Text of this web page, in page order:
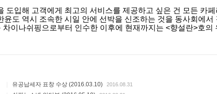
도입해 고객에게 최고의 서비스를 제공하고 싶은 건 모든 카
윤도 역시 조속한 시일 안에 선박을 신조하는 것을 동사회에
차이나쉬핑으로부터 인수한 이후에 현재까지는 <향설란>호
유공납세자 표창 수상 (2016.03.10) 2016.08.31